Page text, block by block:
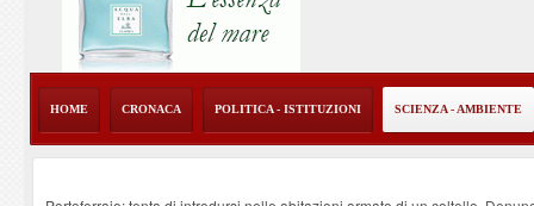
HOME CRONACA POLITICA - ISTITUZIONI SCIENZA - AMBIENTE